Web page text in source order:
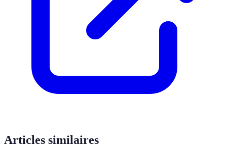
Articles similaires